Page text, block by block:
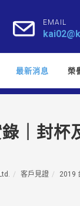
EMAIL
最新消息 榮
｜封杯
客戶見證 2019